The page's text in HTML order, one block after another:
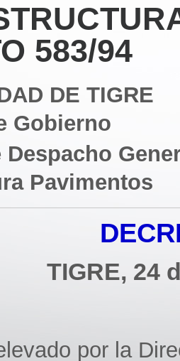
583/94
DE TIGRE
Gobierno
Despacho
Pavimentos
TIGRE, 24
por la